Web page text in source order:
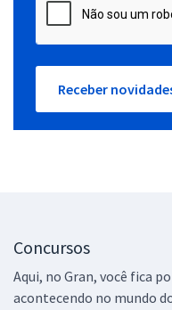
Receber
Concursos
Aqui, no Gran, você fica
acontecendo no mundo